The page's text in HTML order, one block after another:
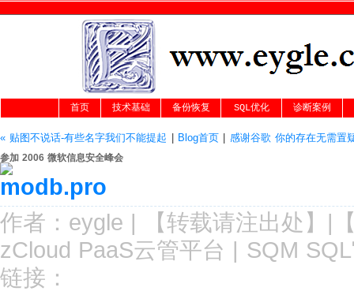
首页 技术基础 备份恢复 SQL优化 诊断案例
« 贴图不说话-有些名字我们不能提起 Blog首页| 感谢谷歌 你的存在无需置
参加 2006 微软信息安全峰会
作者： eygle | 【转载请注出处 】|
zCloud PaaS云管平台 | SQM
链接：